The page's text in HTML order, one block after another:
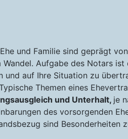
und Familie sind geprägt
Aufgabe des Notars ist
und auf Ihre Situation zu
Themen eines
und Unterhalt, je
des vorsorgenden
sind Besonderheiten